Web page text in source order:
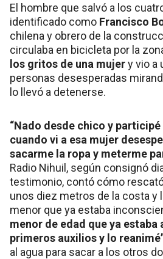
El hombre que salvó a los
identificado como Francisco
chilena y obrero de la
circulaba en bicicleta por la
los gritos de una mujery vio a
personas desesperadas
lo llevó a detenerse.
“Nado desde chico y
cuando vi a esa mujer
sacarme la ropa y meterme
Radio Nihuil, según consignó
testimonio, contó cómo
unos diez metros de la costa y
menor que ya estaba
menor de edad que ya estaba
primeros auxilios y lo
al agua para sacar a los otros